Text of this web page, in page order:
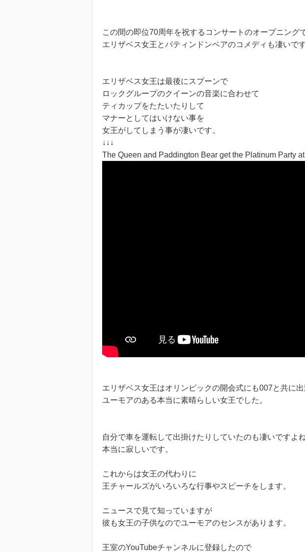
この間の即位70周年を祝するコンサートのオープニング
エリザベス女王とパティンドンベアのコメディも凄いです
エリザベス女王は最後にスプーンで
ロックグループのクイーンの音楽に合わせて
ティカップをたたいたりして
マナーとしてはいけない事を
女王がしてしまう事が凄いです。
↓↓↓
The Queen and Paddington Bear get the Platinum Party
エリザベス女王はオリンピックの開会式にも007と共に
ユーモアのある本当に素晴らしい女王でした。
自分で車を運転して出掛けたりしていたのも凄いですよね
本当に寂しいです。
これからは女王の代わりに
王チャールズがいろいろな行事やスピーチをします。
ニュースで見て知っていますが
彼も女王の子供なのでユーモアのセンスがあります。
王室のYouTubeチャンネルに登録したので